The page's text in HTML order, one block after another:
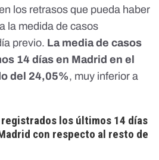
los retrasos que pueda haber
la medida de casos
previo. La media de casos
14 días en Madrid en el
del 24,05%, muy inferior a